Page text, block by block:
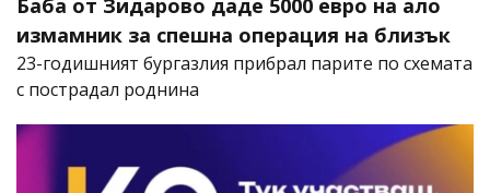
Баба от Зидарово даде 5000 евро на ало
измамник за спешна операция на близък
23-годишният бургазлия прибрал парите по схемата
с пострадал роднина